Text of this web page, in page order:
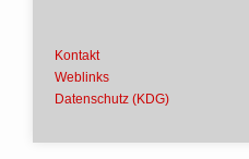
Kontakt
Weblinks
Datenschutz (KDG)